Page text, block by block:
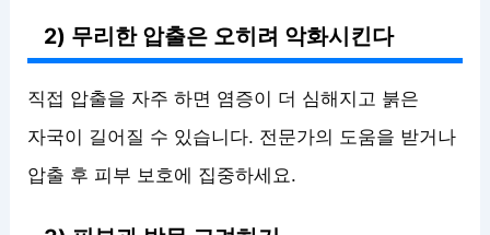
2) 무리한 압출은 오히려 악화시킨다
직접 압출을 자주 하면 염증이 더 심해지고 붉은
자국이 길어질 수 있습니다. 전문가의 도움을 받거나
압출 후 피부 보호에 집중하세요.